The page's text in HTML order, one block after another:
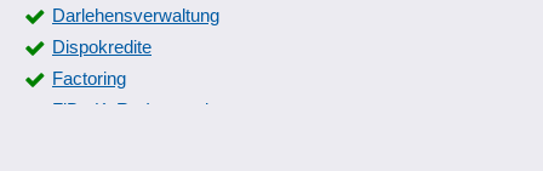
Darlehensverwaltung
Dispokredite
Factoring
FiBu-KoRe-Integration